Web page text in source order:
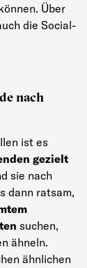
Über
die Social-
nach
ist es
gezielt
sie nach
dann ratsam,
suchen,
ähneln.
ähnlichen